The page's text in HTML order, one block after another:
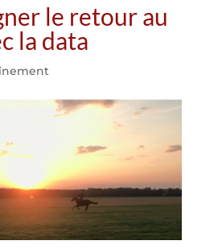
le retour au
la data